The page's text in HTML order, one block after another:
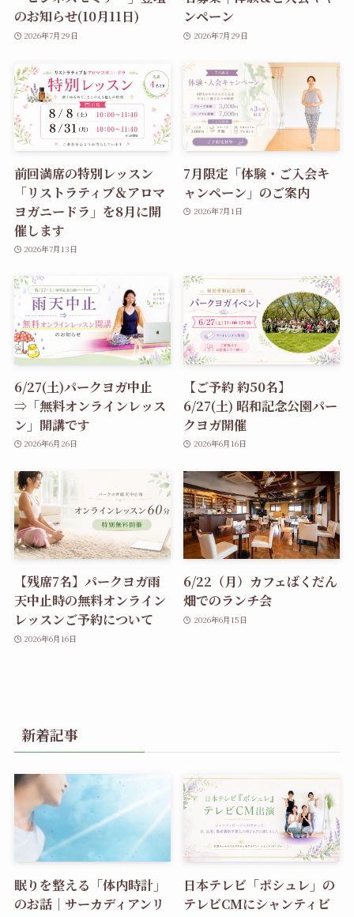
のお知らせ(10月11日)
2026年7月29日
ンペーン
2026年7月29日
前回満席の特別レッスン
「リストラティブ＆アロマ
ヨガニードラ」を8月に開
催します
2026年7月13日
7月限定「体験・ご入会キ
ャンペーン」のご案内
2026年7月1日
6/27(土)パークヨガ中止
⇒「無料オンラインレッス
ン」開講です
2026年6月26日
【ご予約 約50名】
6/27(土) 昭和記念公園パー
クヨガ開催
2026年6月16日
【残席7名】パークヨガ雨
天中止時の無料オンライン
レッスンご予約について
2026年6月16日
6/22（月）カフェばくだん
畑でのランチ会
2026年6月15日
新着記事
眠りを整える「体内時計」
のお話｜サーカディアンリ
日本テレビ「ポシュレ」の
テレビCMにシャンティビ